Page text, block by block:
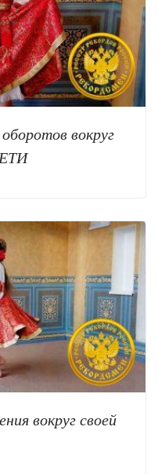
вокруг
вокруг своей